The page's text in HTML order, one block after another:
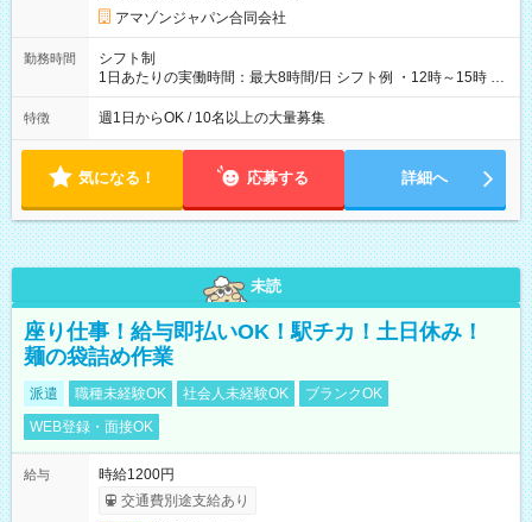
アマゾンジャパン合同会社
勤務時間
シフト制
1日あたりの実働時間：最大8時間/日 シフト例 ・12時～15時 入
社後、就業可能シフトをご確認の上、申請してください。
特徴 週1日からOK / 10名以上の大量募集
気になる！ 応募する 詳細へ
未読
座り仕事！給与即払いOK！駅チカ！土日休み！
麺の袋詰め作業
派遣 職種未経験OK 社会人未経験OK
ブランクOK
WEB登録・面接OK
給与
時給1200円
交通費別途支給あり